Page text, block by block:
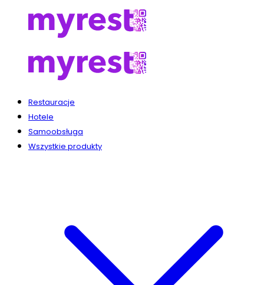
Restauracje
Hotele
Samoobsługa
Wszystkie produkty